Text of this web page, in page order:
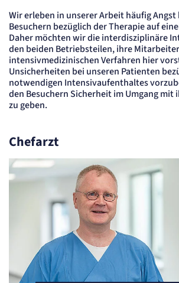
Wir erleben in unserer Arbeit häufig
Besuchern bezüglich der Therapie auf
Daher möchten wir die interdisziplinäre
den beiden Betriebsteilen, ihre
intensivmedizinischen Verfahren hier
Unsicherheiten bei unseren Patienten
notwendigen Intensivaufenthaltes
den Besuchern Sicherheit im Umgang mit
zu geben.
Chefarzt
et_oi_v2
Anbieter:
etracker GmbH
Zweck:
Opt-In Cookie speichert die Entscheidung des Besuchers, wenn auf
Kunden das Tracking Opt-In ausgespielt wird. Wird auch für ein
verwendet.
Cookie Laufzeit:
"no" - 50 Jahre, "yes" - 480 Tage
Cookie
Name:
fe_typo_user
Anbieter:
Dient der Identifizierung eines Anwenders und der besseren
Sitzungs-Cookie
Name: